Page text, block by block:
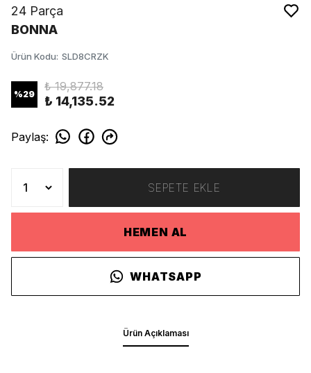
24 Parça
BONNA
Ürün Kodu: SLD8CRZK
%29
₺ 19,877.18
₺ 14,135.52
Paylaş:
SEPETE EKLE
HEMEN AL
WHATSAPP
Ürün Açıklaması